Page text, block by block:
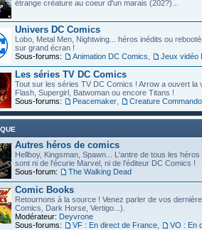
étrange créature au coeur d'un marais (202?)...
Univers DC Comics
Lobo, Metal Men, Nightwing... héros inédits ou
sur grand écran !
Sous-forums:
Animation DC Comics Jeux vidéo
Les séries TV DC Comics
Tout sur les séries TV DC Comics ! Arrow a ouvert la
Flash, Supergirl, Batwoman ou encore Titans !
Sous-forums:
Peacemaker Creature
Autres héros de comics
Hellboy, Kingsman, Spawn... L'antre de tous les
sont ni de l'écurie Marvel, ni de l'éditeur DC Comics !
Sous-forum:
The Walking Dead
Comic Books
Retournons à la source ! Venez parler de vos
Comics, Dark Horse, Vertigo...).
Modérateur: Deyvrone
Sous-forums:
VF : En direct de France VO : En